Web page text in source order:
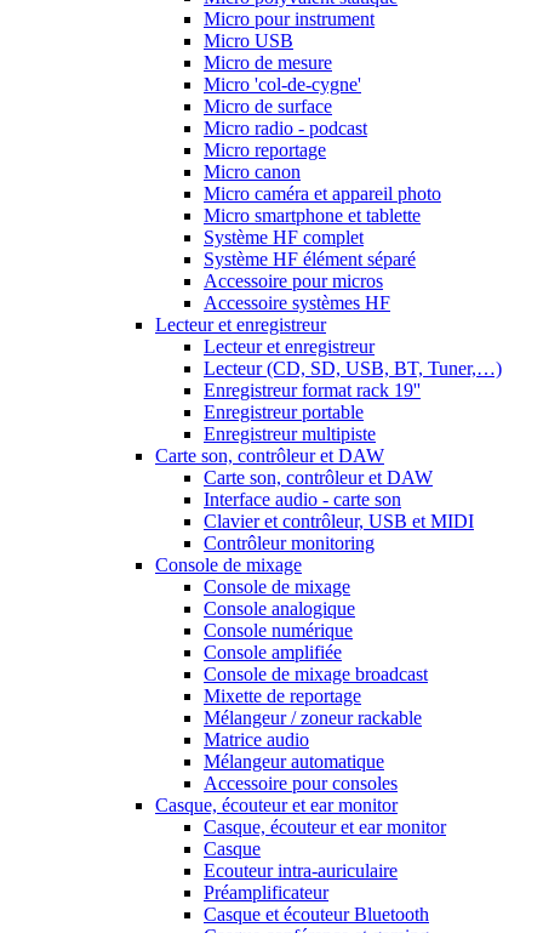
Micro pour instrument
Micro USB
Micro de mesure
Micro 'col-de-cygne'
Micro de surface
Micro radio - podcast
Micro reportage
Micro canon
Micro caméra et appareil photo
Micro smartphone et tablette
Système HF complet
Système HF élément séparé
Accessoire pour micros
Accessoire systèmes HF
Lecteur et enregistreur
Lecteur et enregistreur
Lecteur (CD, SD, USB, BT, Tuner,…)
Enregistreur format rack 19''
Enregistreur portable
Enregistreur multipiste
Carte son, contrôleur et DAW
Carte son, contrôleur et DAW
Interface audio - carte son
Clavier et contrôleur, USB et MIDI
Contrôleur monitoring
Console de mixage
Console de mixage
Console analogique
Console numérique
Console amplifiée
Console de mixage broadcast
Mixette de reportage
Mélangeur / zoneur rackable
Matrice audio
Mélangeur automatique
Accessoire pour consoles
Casque, écouteur et ear monitor
Casque, écouteur et ear monitor
Casque
Ecouteur intra-auriculaire
Préamplificateur
Casque et écouteur Bluetooth